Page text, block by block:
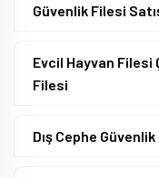
Güvenlik Filesi
Evcil Hayvan Filesi
Filesi
Dış Cephe